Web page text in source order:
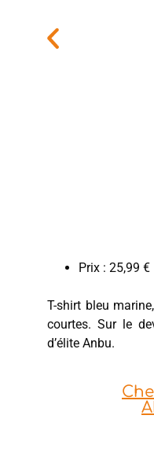
Prix : 25,99 €
T-shirt bleu
courtes. Sur le
d’élite Anbu.